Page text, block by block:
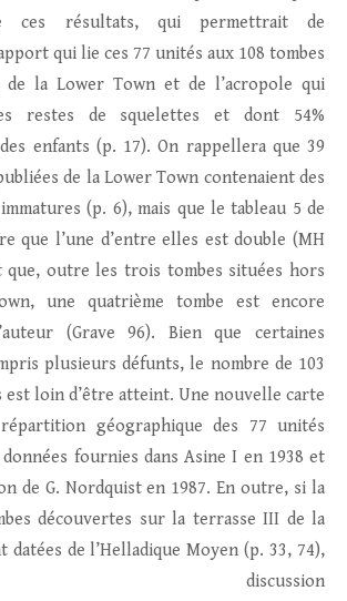
ces résultats, qui permettrait de
qui lie ces 77 unités aux 108 tombes
de la Lower Town et de l’acropole qui
restes de squelettes et dont 54%
enfants (p. 17). On rappellera que 39
de la Lower Town contenaient des
(p. 6), mais que le tableau 5 de
que l’une d’entre elles est double (MH
que, outre les trois tombes situées hors
une quatrième tombe est encore
(Grave 96). Bien que certaines
plusieurs défunts, le nombre de 103
est loin d’être atteint. Une nouvelle carte
géographique des 77 unités
fournies dans Asine I en 1938 et
de G. Nordquist en 1987. En outre, si la
découvertes sur la terrasse III de la
datées de l’Helladique Moyen (p. 33, 74),